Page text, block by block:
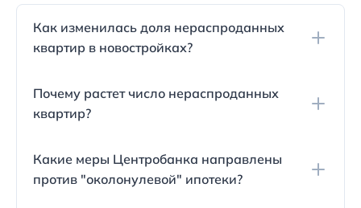
Как изменилась доля нераспроданных
квартир в новостройках?
36% до 44%. Это привело к росту объема
неликвидного жилья, который вырос с 34,7 млн.
метров.
Почему растет число нераспроданных
квартир?
причиной увеличения доли нераспроданных
квартир. Кроме того, льготная ипотека привела к
Какие меры Центробанка направлены
против "околонулевой" ипотеки?